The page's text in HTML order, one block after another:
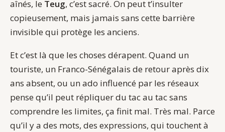
aînés, le Teug, c’est sacré. On peut t’insulter
copieusement, mais jamais sans cette barrière
invisible qui protège les anciens.
Et c’est là que les choses dérapent. Quand un
touriste, un Franco-Sénégalais de retour après dix
ans absent, ou un ado influencé par les réseaux
pense qu’il peut répliquer du tac au tac sans
comprendre les limites, ça finit mal. Très mal. Parce
qu’il y a des mots, des expressions, qui touchent à